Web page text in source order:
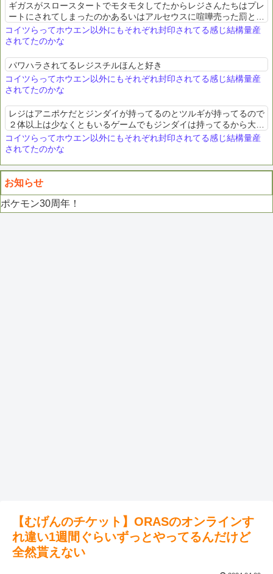
ギガスがスロースタートでモタモタしてたからレジさんたちはプレ
ートにされてしまったのかあるいはアルセウスに喧嘩売った罰とし
てスロースタートの呪縛を課されたのか
コイツらってホウエン以外にもそれぞれ封印されてる感じ結構量産
されてたのかな
パワハラされてるレジスチルほんと好き
コイツらってホウエン以外にもそれぞれ封印されてる感じ結構量産
されてたのかな
レジはアニポケだとジンダイが持ってるのとツルギが持ってるので
２体以上は少なくともいるゲームでもジンダイは持ってるから大量
生産されててもおかしくはないか
コイツらってホウエン以外にもそれぞれ封印されてる感じ結構量産
されてたのかな
お知らせ
ポケモン30周年！
【むげんのチケット】ORASのオンラインす
れ違い1週間ぐらいずっとやってるんだけど
全然貰えない